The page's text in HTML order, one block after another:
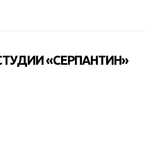
«СЕРПАНТИН»